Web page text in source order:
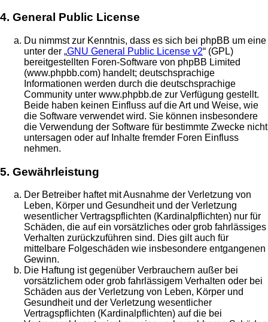
4. General Public License
Du nimmst zur Kenntnis, dass es sich bei phpBB um eine
unter der „GNU General Public License v2“ (GPL)
bereitgestellten Foren-Software von phpBB Limited
(www.phpbb.com) handelt; deutschsprachige
Informationen werden durch die deutschsprachige
Community unter www.phpbb.de zur Verfügung gestellt.
Beide haben keinen Einfluss auf die Art und Weise, wie
die Software verwendet wird. Sie können insbesondere
die Verwendung der Software für bestimmte Zwecke nicht
untersagen oder auf Inhalte fremder Foren Einfluss
nehmen.
5. Gewährleistung
Der Betreiber haftet mit Ausnahme der Verletzung von
Leben, Körper und Gesundheit und der Verletzung
wesentlicher Vertragspflichten (Kardinalpflichten) nur für
Schäden, die auf ein vorsätzliches oder grob fahrlässiges
Verhalten zurückzuführen sind. Dies gilt auch für
mittelbare Folgeschäden wie insbesondere entgangenen
Gewinn.
Die Haftung ist gegenüber Verbrauchern außer bei
vorsätzlichem oder grob fahrlässigem Verhalten oder bei
Schäden aus der Verletzung von Leben, Körper und
Gesundheit und der Verletzung wesentlicher
Vertragspflichten (Kardinalpflichten) auf die bei